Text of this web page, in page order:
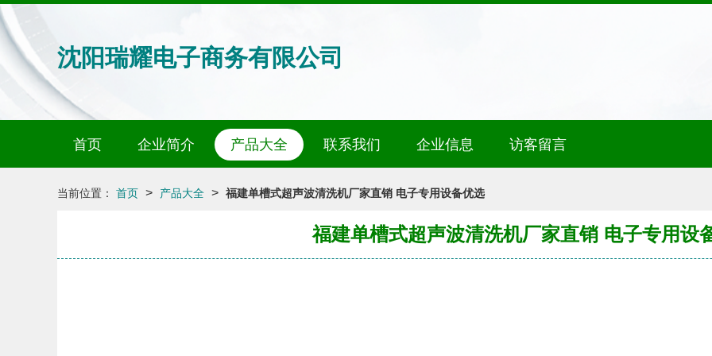
沈阳瑞耀电子商务有限公司
首页 企业简介 产品大全 联系我们 企业信息 访客留言
当前位置： 首页 > 产品大全 > 福建单槽式超声波清洗机厂家直销 电子专用设备优选
福建单槽式超声波清洗机厂家直销 电子专用设